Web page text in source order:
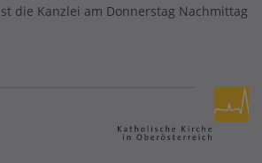
die Kanzlei am Donnerstag Nachmittag